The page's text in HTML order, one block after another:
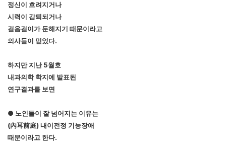
정신이 흐려지거나
시력이 감퇴되거나
걸음걸이가 둔해지기 때문이라고
의사들이 믿었다.
하지만 지난 5월호
내과의학 학지에 발표된
연구결과를 보면
● 노인들이 잘 넘어지는 이유는
(內耳前庭) 내이전정 기능장애
때문이라고 한다.